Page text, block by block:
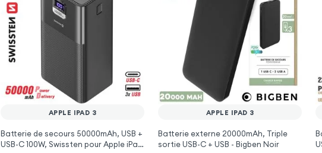
APPLE IPAD 3
Batterie de secours 50000mAh, USB +
USB-C 100W, Swissten pour Apple iPad
APPLE IPAD 3
Batterie externe 20000mAh, Triple
sortie USB-C + USB - Bigben Noir